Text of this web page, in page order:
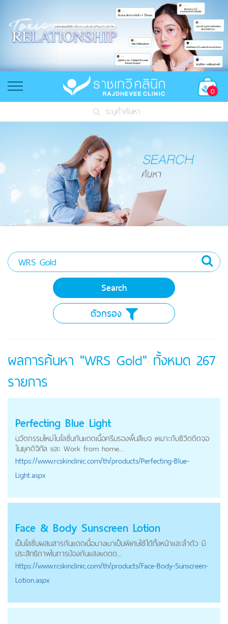
0
ระบุคำค้นหา
ตัวกรอง
ผลการค้นหา "WRS Gold" ทั้งหมด 267
รายการ
Perfecting Blue Light
นวัตกรรมใหม่ในโลชั่นกันแดดเนื้อครีมรองพื้นสีเบจ เหมาะกับชีวิตติดจอ
ในยุคดิจิทัล และ Work from home...
https://www.rcskinclinic.com/th/products/Perfecting-Blue-
Light.aspx
Face & Body Sunscreen Lotion
เป็นโลชั่นผสมสารกันแดดเนื้อบางเบาเป็นพิเศษใช้ได้ทั้งหน้าและลำตัว มี
ประสิทธิภาพในการป้องกันแสงแดดด...
https://www.rcskinclinic.com/th/products/Face-Body-Sunscreen-
Lotion.aspx